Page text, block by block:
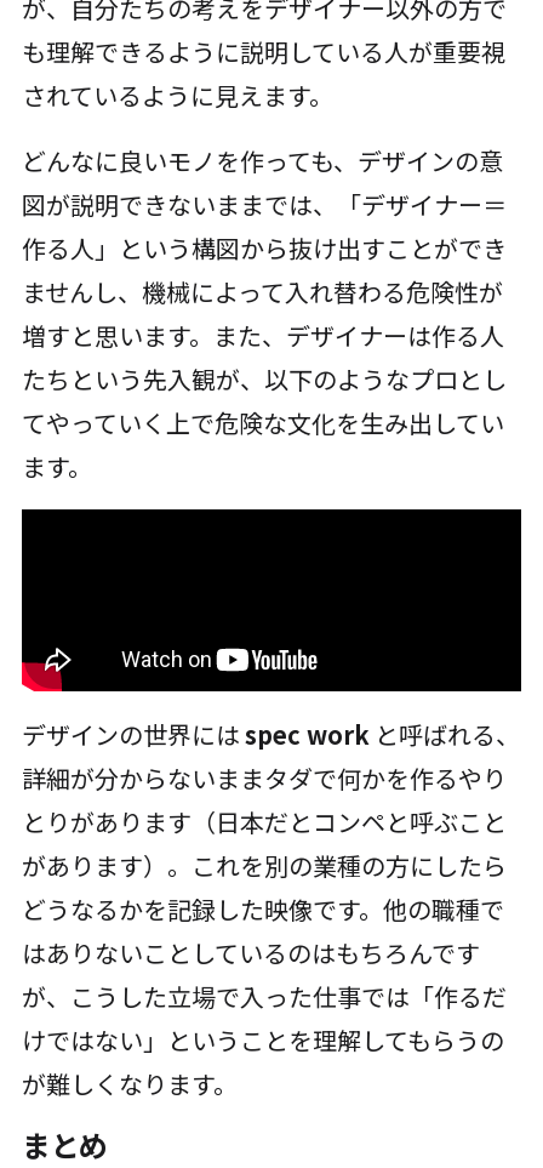
が、自分たちの考えをデザイナー以外の方で
も理解できるように説明している人が重要視
されているように見えます。
どんなに良いモノを作っても、デザインの意
図が説明できないままでは、「デザイナー＝
作る人」という構図から抜け出すことができ
ませんし、機械によって入れ替わる危険性が
増すと思います。また、デザイナーは作る人
たちという先入観が、以下のようなプロとし
てやっていく上で危険な文化を生み出してい
ます。
デザインの世界にはspec workと呼ばれる、
詳細が分からないままタダで何かを作るやり
とりがあります（日本だとコンペと呼ぶこと
があります）。これを別の業種の方にしたら
どうなるかを記録した映像です。他の職種で
はありないことしているのはもちろんです
が、こうした立場で入った仕事では「作るだ
けではない」ということを理解してもらうの
が難しくなります。
まとめ